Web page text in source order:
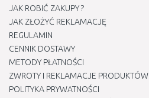
JAK ROBIĆ ZAKUPY ?
JAK ZŁOŻYĆ REKLAMACJĘ
REGULAMIN
CENNIK DOSTAWY
METODY PŁATNOŚCI
ZWROTY I REKLAMACJE PRODUKTÓW
POLITYKA PRYWATNOŚCI